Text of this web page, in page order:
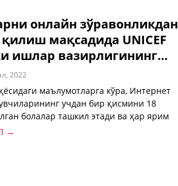
онлайн зўравонликдан
мақсадида UNICEF
ишлар вазирлигининг
маркази
бошлади.
2022
маълумотларга кўра, Интернет
учдан бир қисмини 18
болалар ташкил этади ва ҳар ярим
бола биринчи маротаба Интернет
→